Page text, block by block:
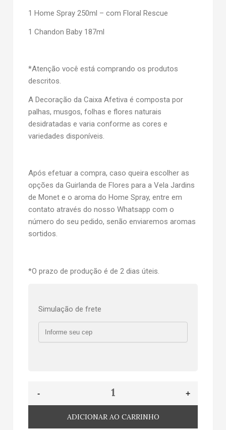
1 Home Spray 250ml – com Floral Rescue
1 Chandon Baby 187ml
*Atenção você está comprando os produtos
descritos.
A Decoração da Caixa Afetiva é composta por
palhas, musgos, folhas e flores naturais
desidratadas e varia conforme as cores e
variedades disponíveis.
Após efetuar a compra, caso queira escolher as
opções da Guirlanda de Flores para a Vela Jardins
de Monet e o aroma do Home Spray, entre em
contato através do nosso Whatsapp com o
número do seu pedido, senão enviaremos aromas
sortidos.
*O prazo de produção é de 2 dias úteis.
Simulação de frete
ADICIONAR AO CARRINHO